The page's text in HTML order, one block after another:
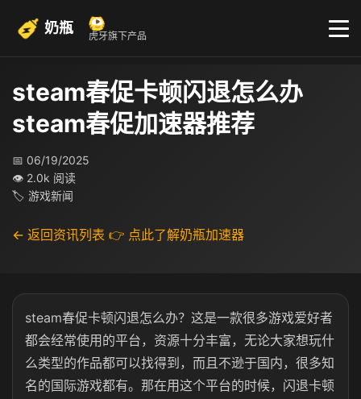
奶瓶 虎牙旗下产品
steam春促卡顿闪退怎么办
steam春促加速器推荐
📅 06/19/2025
👁 2.0k 阅读
🏷 游戏新闻
← 返回资讯列表 👉 点此了解奶瓶加速器
steam春促卡顿闪退怎么办？这是一款很多游戏爱好者
都会经常使用的平台，资源十分丰富，无论大家想玩什
么类型的作品都可以找得到，而且不逊于国内，很多知
名的国际游戏都有。那在用这个平台的时候，闪退卡顿